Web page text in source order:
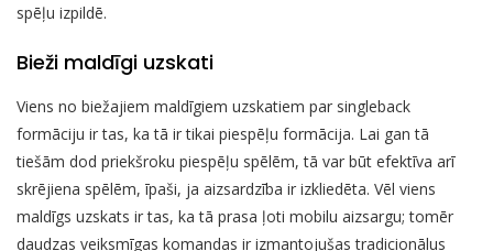
spēļu izpildē.
Bieži maldīgi uzskati
Viens no biežajiem maldīgiem uzskatiem par singleback
formāciju ir tas, ka tā ir tikai piespēļu formācija. Lai gan tā
tiešām dod priekšroku piespēļu spēlēm, tā var būt efektīva arī
skrējiena spēlēm, īpaši, ja aizsardzība ir izkliedēta. Vēl viens
maldīgs uzskats ir tas, ka tā prasa ļoti mobilu aizsargu; tomēr
daudzas veiksmīgas komandas ir izmantojušas tradicionālus